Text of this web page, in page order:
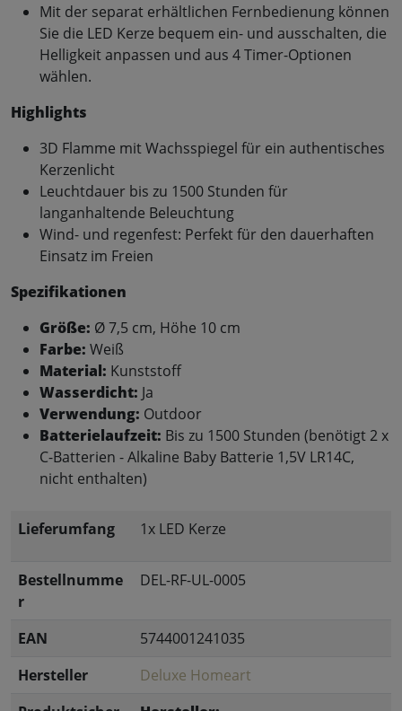
Mit der separat erhältlichen Fernbedienung können
Sie die LED Kerze bequem ein- und ausschalten, die
Helligkeit anpassen und aus 4 Timer-Optionen
wählen.
Highlights
3D Flamme mit Wachsspiegel für ein authentisches
Kerzenlicht
Leuchtdauer bis zu 1500 Stunden für
langanhaltende Beleuchtung
Wind- und regenfest: Perfekt für den dauerhaften
Einsatz im Freien
Spezifikationen
Größe: Ø 7,5 cm, Höhe 10 cm
Farbe: Weiß
Material: Kunststoff
Wasserdicht: Ja
Verwendung: Outdoor
Batterielaufzeit: Bis zu 1500 Stunden (benötigt 2 x
C-Batterien - Alkaline Baby Batterie 1,5V LR14C,
nicht enthalten)
Lieferumfang 1x LED Kerze
Bestellnumme
r
DEL-RF-UL-0005
EAN
5744001241035
Hersteller
Deluxe Homeart